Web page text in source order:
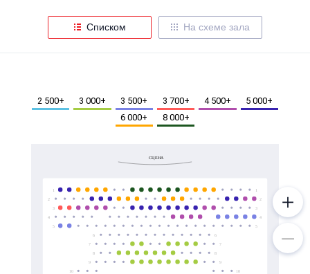
Списком На схеме зала